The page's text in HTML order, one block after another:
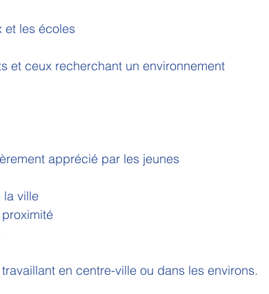
et les écoles
et ceux recherchant un environnement
apprécié par les jeunes
la ville
en centre-ville ou dans les environs.